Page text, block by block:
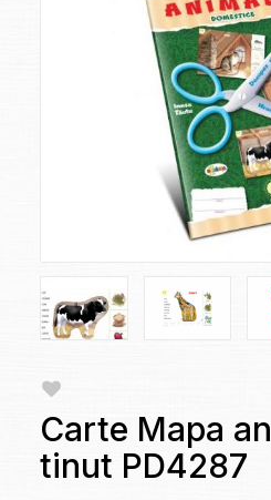
Carte Mapa
tinut PD4287